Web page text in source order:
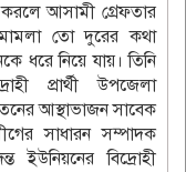
আসামী গ্রেফতার
মামলা তো দুরের কথা
নিয়ে যায়। তিনি
প্রার্থী উপজেলা
আস্থাভাজন সাবেক
সাধারন সম্পাদক
বিদ্রোহী